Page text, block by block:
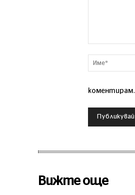
коментирам.
Вижте още